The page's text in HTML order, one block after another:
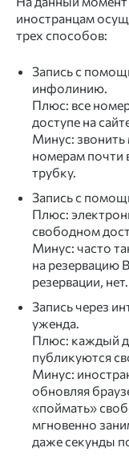
иностранцам
трех способов:
Запись с
инфолинию.
Плюс: все
доступе на
Минус:
номерам почти
трубку.
Запись с
Плюс:
свободном
Минус: часто
на резервацию
резервации, нет.
Запись через
уженда.
Плюс: каждый
публикуются
Минус:
обновляя
«поймать»
мгновенно
даже секунды